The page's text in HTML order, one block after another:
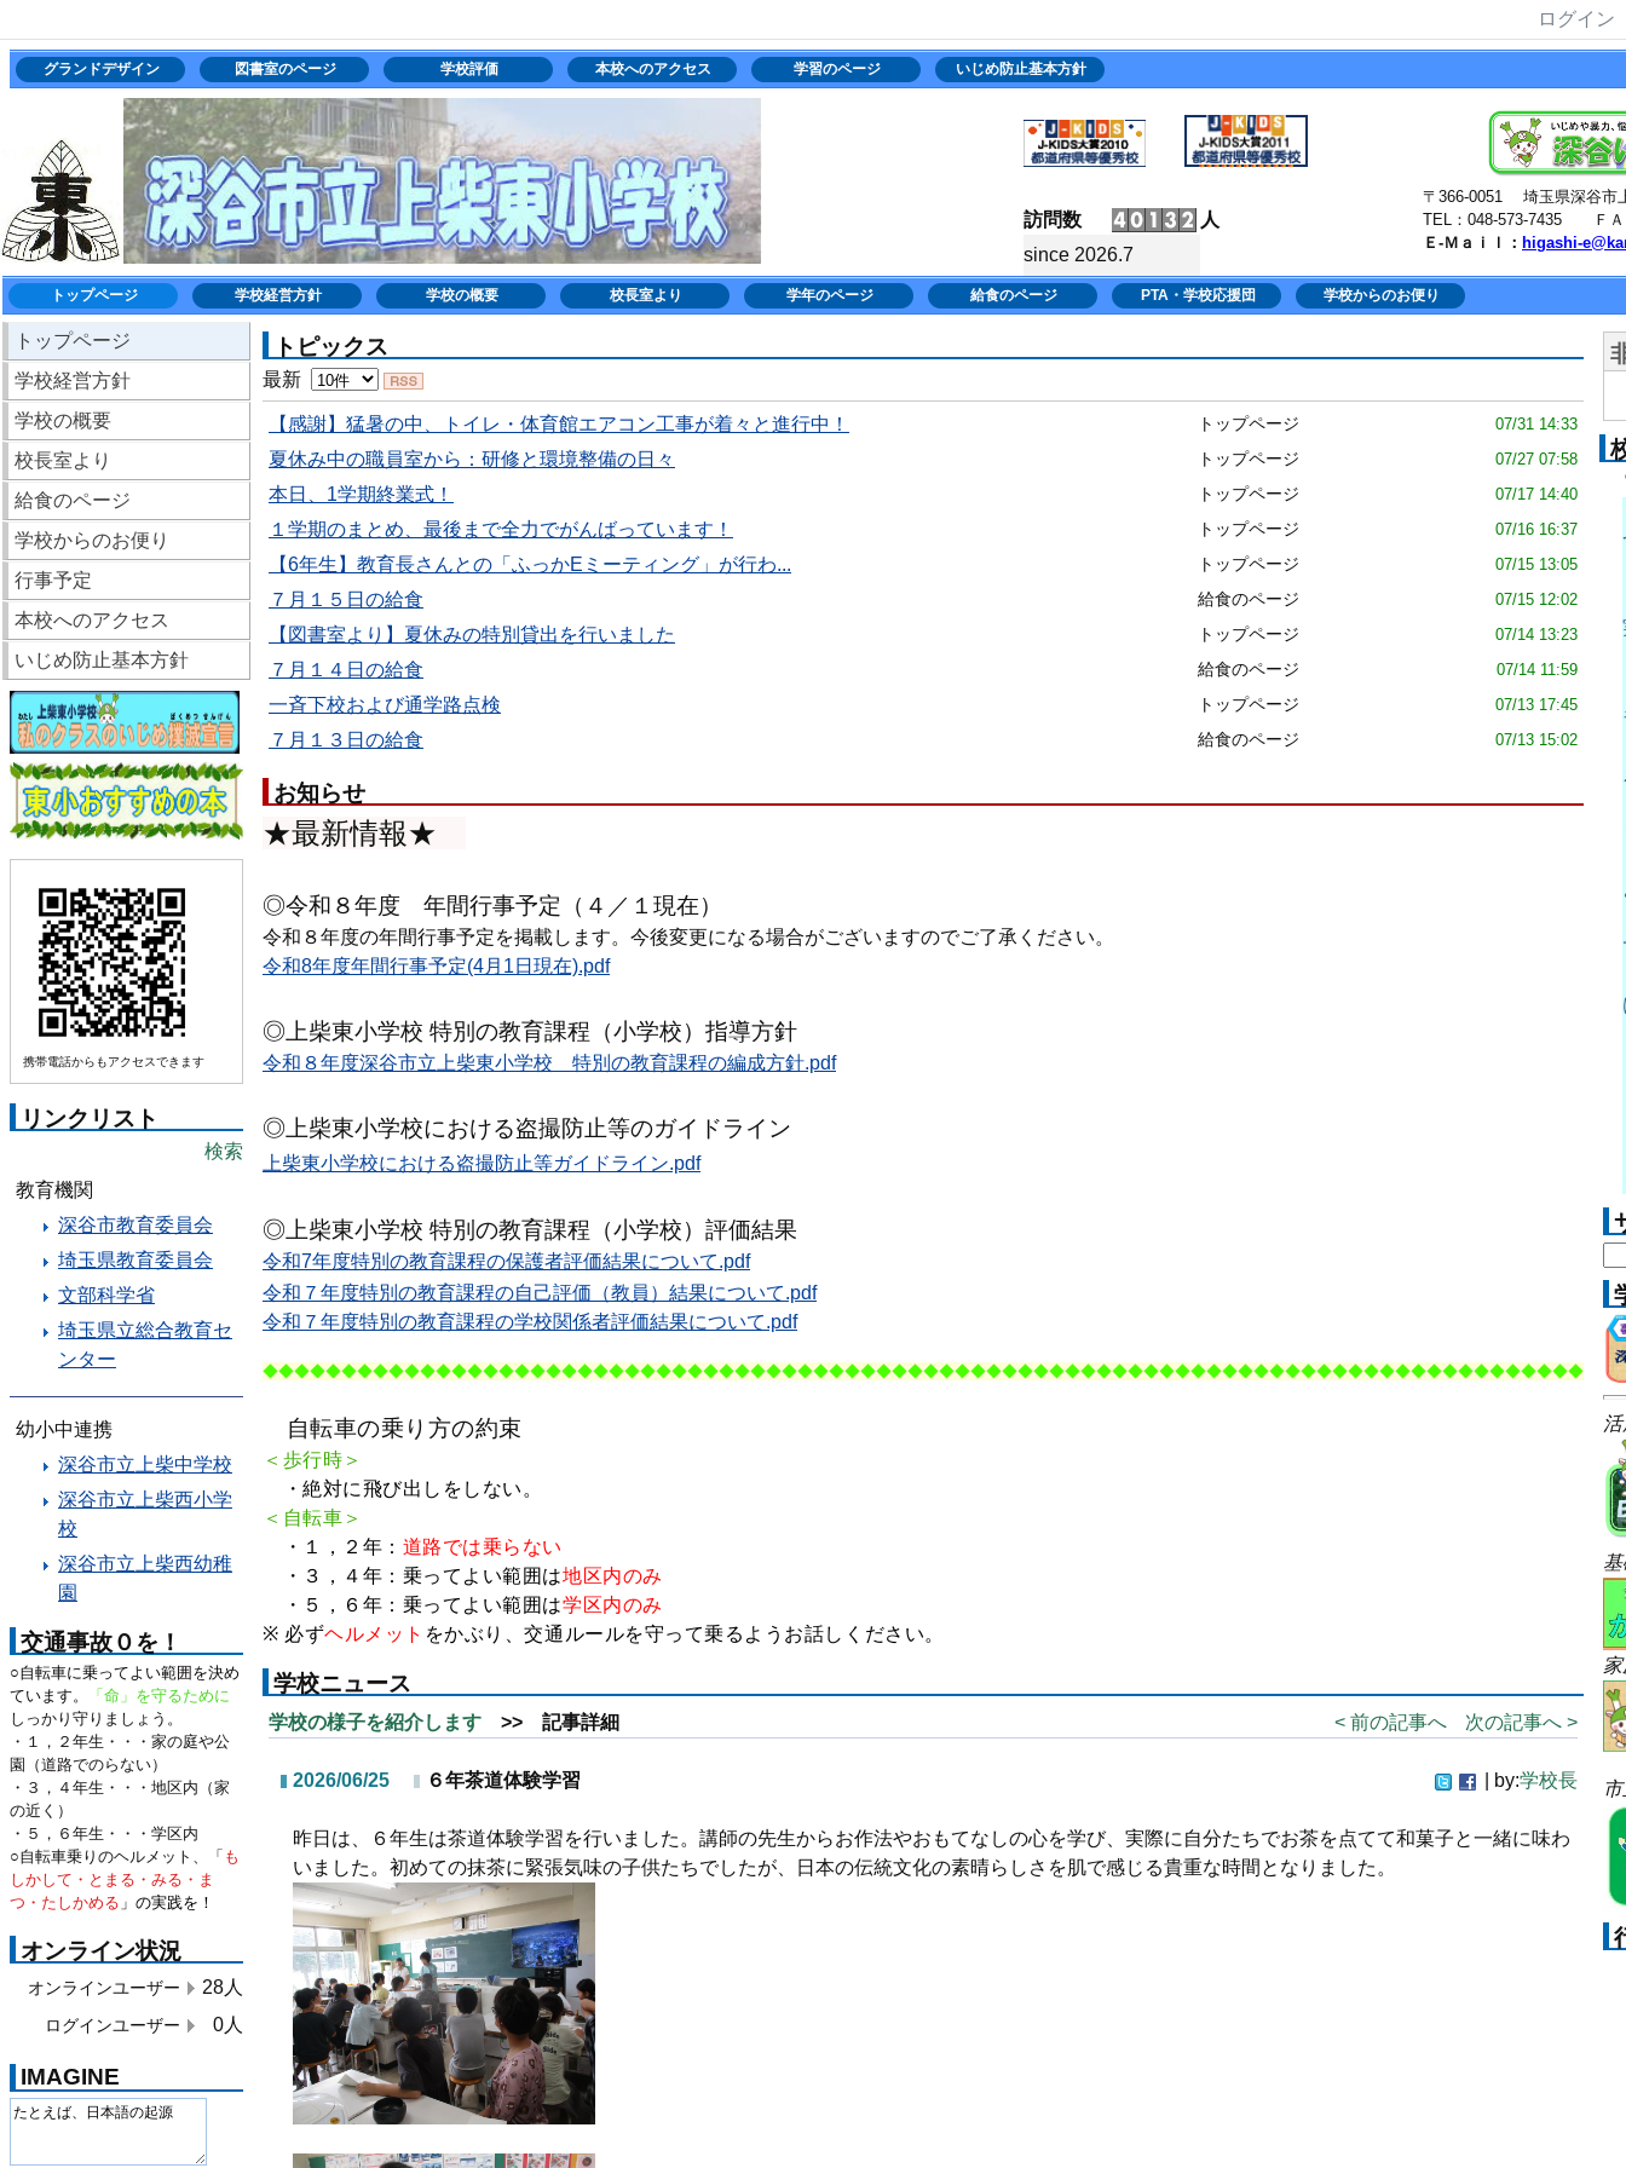
ログイン
グランドデザイン 図書室のページ 学校評価 本校へのアクセス 学習のページ いじめ防止基本方針
訪問数
人
since 2026.7
〒366-0051 埼玉県深
TEL：048-573-7435 ＦＡ
Ｅ-Ｍａｉｌ： higashi-
トップページ 学校経営方針 学校の概要 校長室より 学年のページ 給食のページ PTA・学校応援団 学校からのお便り
トップページ
学校経営方針
学校の概要
校長室より
給食のページ
学校からのお便り
行事予定
本校へのアクセス
いじめ防止基本方針
携帯電話からもアクセスできます
リンクリスト
検索
教育機関
深谷市教育委員会
埼玉県教育委員会
文部科学省
埼玉県立総合教育セ
ンター
幼小中連携
深谷市立上柴中学校
深谷市立上柴西小学
校
深谷市立上柴西幼稚
園
交通事故０を！
○自転車に乗ってよい範囲を決め
ています。
「命」を守るために
しっかり守りましょう。
・１，２年生・・・家の庭や公
園（道路でのらない）
・３，４年生・・・地区内（家
の近く）
・５，６年生・・・学区内
○自転車乗りのヘルメット、「 も
しかして・とまる・みる・ま
つ・たしかめる 」の実践を！
オンライン状況
オンラインユーザー 28人
ログインユーザー 0人
IMAGINE
トピックス
最新
【感謝】猛暑の中、トイレ・体育館エアコン工事が着々と進行中！ トップページ 07/31 14:33
夏休み中の職員室から：研修と環境整備の日々 トップページ 07/27 07:58
本日、1学期終業式！ トップページ 07/17 14:40
１学期のまとめ、最後まで全力でがんばっています！ トップページ 07/16 16:37
【6年生】教育長さんとの「ふっかEミーティング」が行わ... トップページ 07/15 13:05
７月１５日の給食 給食のページ 07/15 12:02
【図書室より】夏休みの特別貸出を行いました トップページ 07/14 13:23
７月１４日の給食 給食のページ 07/14 11:59
一斉下校および通学路点検 トップページ 07/13 17:45
７月１３日の給食 給食のページ 07/13 15:02
お知らせ
★最新情報★
◎令和８年度 年間行事予定（４／１現在）
令和８年度の年間行事予定を掲載します。今後変更になる場合がございますのでご了承ください。
令和8年度年間行事予定(4月1日現在).pdf
◎上柴東小学校 特別の教育課程（小学校）指導方針
令和８年度深谷市立上柴東小学校 特別の教育課程の編成方針.pdf
◎上柴東小学校における盗撮防止等のガイドライン
上柴東小学校における盗撮防止等ガイドライン.pdf
◎上柴東小学校 特別の教育課程（小学校）評価結果
令和7年度特別の教育課程の保護者評価結果について.pdf
令和７年度特別の教育課程の自己評価（教員）結果について.pdf
令和７年度特別の教育課程の学校関係者評価結果について.pdf
◆◆◆◆◆◆◆◆◆◆◆◆◆◆◆◆◆◆◆◆◆◆◆◆◆◆◆◆◆◆◆◆◆◆◆◆◆◆◆◆◆◆◆◆◆◆◆◆◆◆◆◆◆◆◆◆◆◆◆◆◆◆◆◆◆◆◆◆◆◆◆◆◆◆◆◆◆◆◆◆◆◆◆◆
自転車の乗り方の約束
＜歩行時＞
・絶対に飛び出しをしない。
＜自転車＞
・１，２年： 道路では乗らない
・３，４年：乗ってよい範囲は地区内のみ
・５，６年：乗ってよい範囲は学区内のみ
※ 必ずヘルメット をかぶり、交通ルールを守って乗るようお話しください。
学校ニュース
学校の様子を紹介します >> 記事詳細 < 前の記事へ 次の記事へ >
2026/06/25 ６年茶道体験学習 | by:学校長
昨日は、６年生は茶道体験学習を行いました。講師の先生からお作法やおもてなしの心を学び、実際に自分たちでお茶を点てて和菓子と一緒に味わ
いました。初めての抹茶に緊張気味の子供たちでしたが、日本の伝統文化の素晴らしさを肌で感じる貴重な時間となりました。